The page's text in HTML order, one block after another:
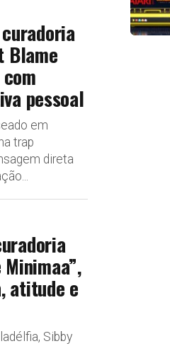
Blame
pessoal
em
trap
direta
atitude e
Sibby